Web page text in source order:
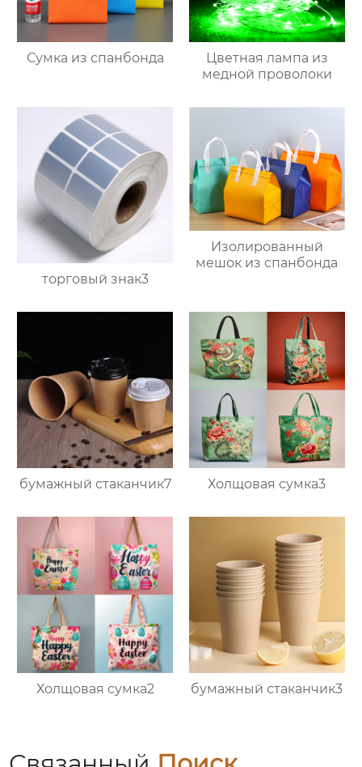
Сумка из спанбонда
Цветная лампа из
медной проволоки
торговый знак3
Изолированный
мешок из спанбонда
бумажный стаканчик7 Холщовая сумка3
Холщовая сумка2 бумажный стаканчик3